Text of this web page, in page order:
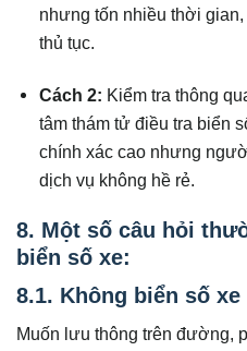
nhưng tốn nhiều thời
thủ tục.
Cách 2: Kiểm tra thông
tâm thám tử điều tra biển
chính xác cao nhưng
dịch vụ không hề rẻ.
8. Một số câu hỏi
biển số xe:
8.1. Không biển số
Muốn lưu thông trên đường,